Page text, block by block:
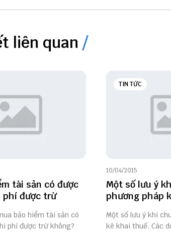
liên quan
tài sản có được
phí được trừ
bảo hiểm tài sản có
phí được trừ không?
TIN TỨC
10/04/2015
Một số lưu ý
phương pháp
Một số lưu ý khi
kê khai thuế. Các